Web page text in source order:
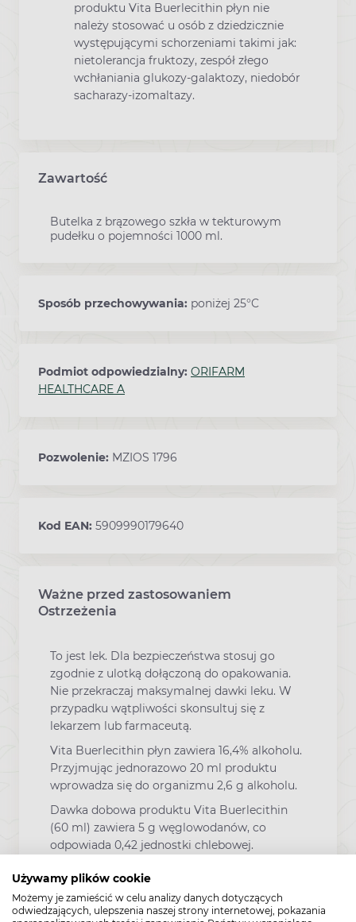
Używamy plików cookie
Możemy je zamieścić w celu analizy danych dotyczących
odwiedzających, ulepszenia naszej strony internetowej, pokazania
produktu Vita Buerlecithin płyn nie
należy stosować u osób z dziedzicznie
występującymi schorzeniami takimi jak:
nietolerancja fruktozy, zespół złego
wchłaniania glukozy-galaktozy, niedobór
sacharazy-izomaltazy.
Zawartość
Butelka z brązowego szkła w tekturowym
pudełku o pojemności 1000 ml.
Sposób przechowywania: poniżej 25°C
Podmiot odpowiedzialny: ORIFARM
HEALTHCARE A
Pozwolenie: MZIOS 1796
Kod EAN: 5909990179640
Ważne przed zastosowaniem
Ostrzeżenia
To jest lek. Dla bezpieczeństwa stosuj go
zgodnie z ulotką dołączoną do opakowania.
Nie przekraczaj maksymalnej dawki leku. W
przypadku wątpliwości skonsultuj się z
lekarzem lub farmaceutą.
Vita Buerlecithin płyn zawiera 16,4% alkoholu.
Przyjmując jednorazowo 20 ml produktu
wprowadza się do organizmu 2,6 g alkoholu.
Dawka dobowa produktu Vita Buerlecithin
(60 ml) zawiera 5 g węglowodanów, co
odpowiada 0,42 jednostki chlebowej.
Niewielkie zmiany wyglądu, smaku i
konsystencji produktu są dopuszczalne ze
względu na zawartość składników